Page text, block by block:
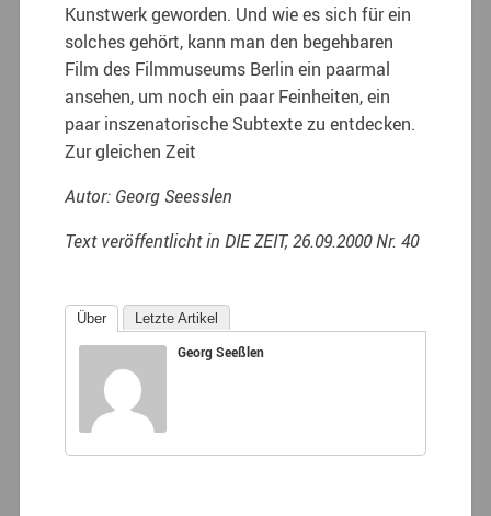
Kunstwerk geworden. Und wie es sich für ein
solches gehört, kann man den begehbaren
Film des Filmmuseums Berlin ein paarmal
ansehen, um noch ein paar Feinheiten, ein
paar inszenatorische Subtexte zu entdecken.
Zur gleichen Zeit
Autor: Georg Seesslen
Text veröffentlicht in DIE ZEIT, 26.09.2000 Nr. 40
Über Letzte Artikel
Georg Seeßlen